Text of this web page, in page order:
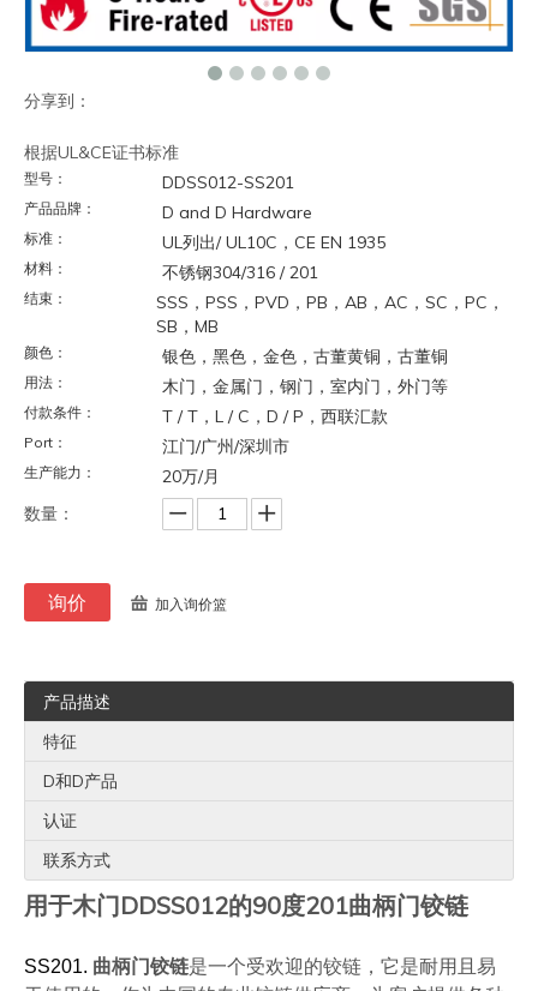
分享到：
根据UL&CE证书标准
型号： DDSS012-SS201
产品品牌： D and D Hardware
标准： UL列出/ UL10C，CE EN 1935
材料： 不锈钢304/316 / 201
结束：
SSS，PSS，PVD，PB，AB，AC，SC，PC，
SB，MB
颜色： 银色，黑色，金色，古董黄铜，古董铜
用法： 木门，金属门，钢门，室内门，外门等
付款条件： T / T，L / C，D / P，西联汇款
Port： 江门/广州/深圳市
生产能力：
20万/月
数量：
询价 加入询价篮
产品描述
特征
D和D产品
认证
联系方式
用于木门DDSS012的90度201曲柄门铰链
SS201. 曲柄门铰链是一个受欢迎的铰链，它是耐用且易